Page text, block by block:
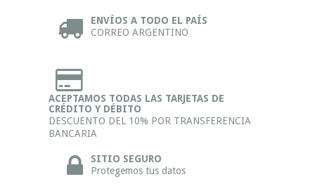
ENVÍOS A TODO EL PAÍS
CORREO ARGENTINO
ACEPTAMOS TODAS LAS TARJETAS DE
CRÉDITO Y DÉBITO
DESCUENTO DEL 10% POR TRANSFERENCIA
BANCARIA
SITIO SEGURO
Protegemos tus datos